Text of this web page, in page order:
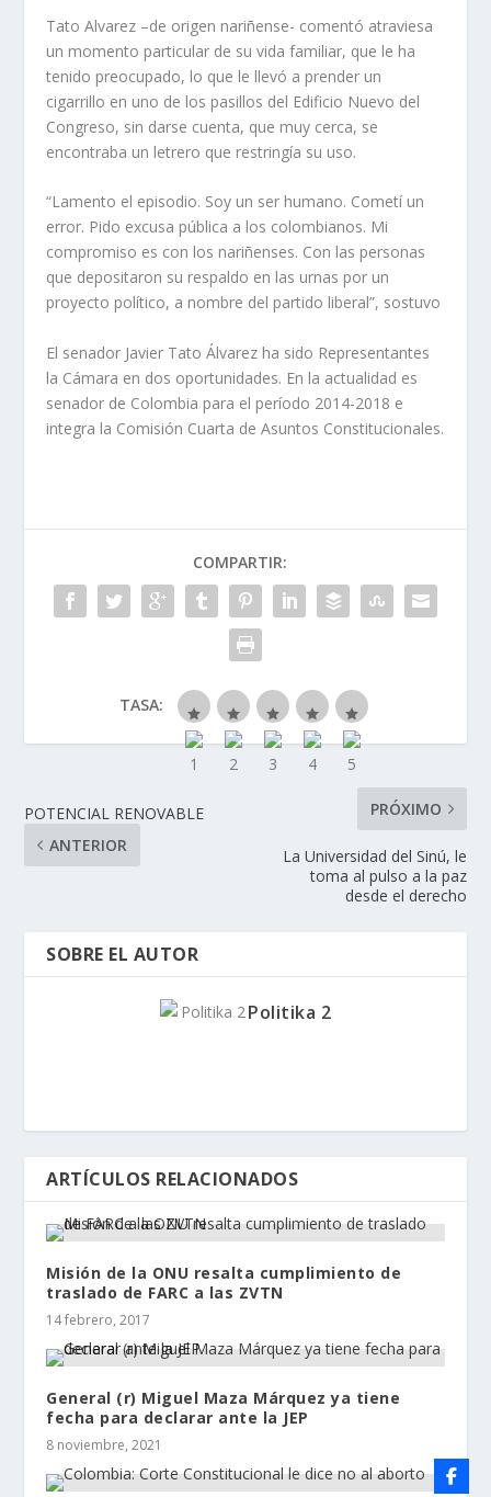
Tato Alvarez –de origen nariñense- comentó atraviesa
un momento particular de su vida familiar, que le ha
tenido preocupado, lo que le llevó a prender un
cigarrillo en uno de los pasillos del Edificio Nuevo del
Congreso, sin darse cuenta, que muy cerca, se
encontraba un letrero que restringía su uso.
“Lamento el episodio. Soy un ser humano. Cometí un
error. Pido excusa pública a los colombianos. Mi
compromiso es con los nariñenses. Con las personas
que depositaron su respaldo en las urnas por un
proyecto político, a nombre del partido liberal”, sostuvo
El senador Javier Tato Álvarez ha sido Representantes
la Cámara en dos oportunidades. En la actualidad es
senador de Colombia para el período 2014-2018 e
integra la Comisión Cuarta de Asuntos Constitucionales.
COMPARTIR:
TASA:
POTENCIAL RENOVABLE
ANTERIOR
PRÓXIMO
La Universidad del Sinú, le
toma al pulso a la paz
desde el derecho
SOBRE EL AUTOR
Politika 2
ARTÍCULOS RELACIONADOS
Misión de la ONU resalta cumplimiento de
traslado de FARC a las ZVTN
14 febrero, 2017
General (r) Miguel Maza Márquez ya tiene
fecha para declarar ante la JEP
8 noviembre, 2021